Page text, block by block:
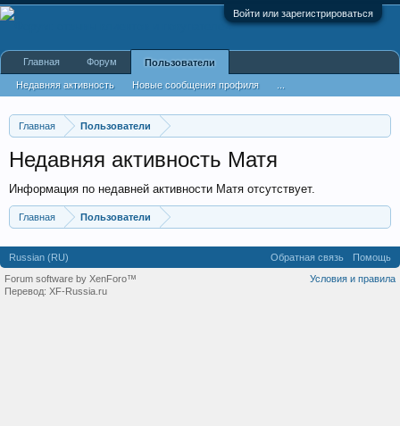
Войти или зарегистрироваться
Главная Пользователи
Недавняя активность Матя
Информация по недавней активности Матя отсутствует.
Главная Пользователи
Главная Форум Пользователи
Недавняя активность Новые сообщения профиля
Russian (RU) Обратная связь
Помощь
Условия и правила
Forum software by XenForo™
Перевод: XF-Russia.ru